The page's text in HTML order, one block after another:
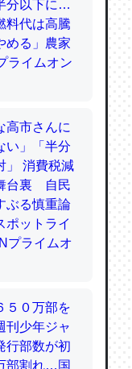
ウム分はエビ
説
抗してるので
ムを使わずキ
説
だな…。腹足